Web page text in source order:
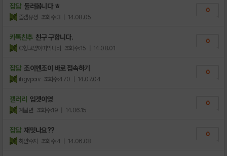
잡담 둘러봅니다 ㅎ
즐겜유졍 조회수:3 | 14.08.05
0
카톡친추 친구 구합니다.
C형고양이띠박나비 조회수:15 | 14.08.01
0
잡담 조이엔조이 바로 접속하기
ihgvpoiv 조회수:470 | 14.07.04
0
갤러리 입겟이영
계말년 조회수:19 | 14.06.15
0
잡담 재밋나요??
하얀수지 조회수:4 | 14.06.08
0